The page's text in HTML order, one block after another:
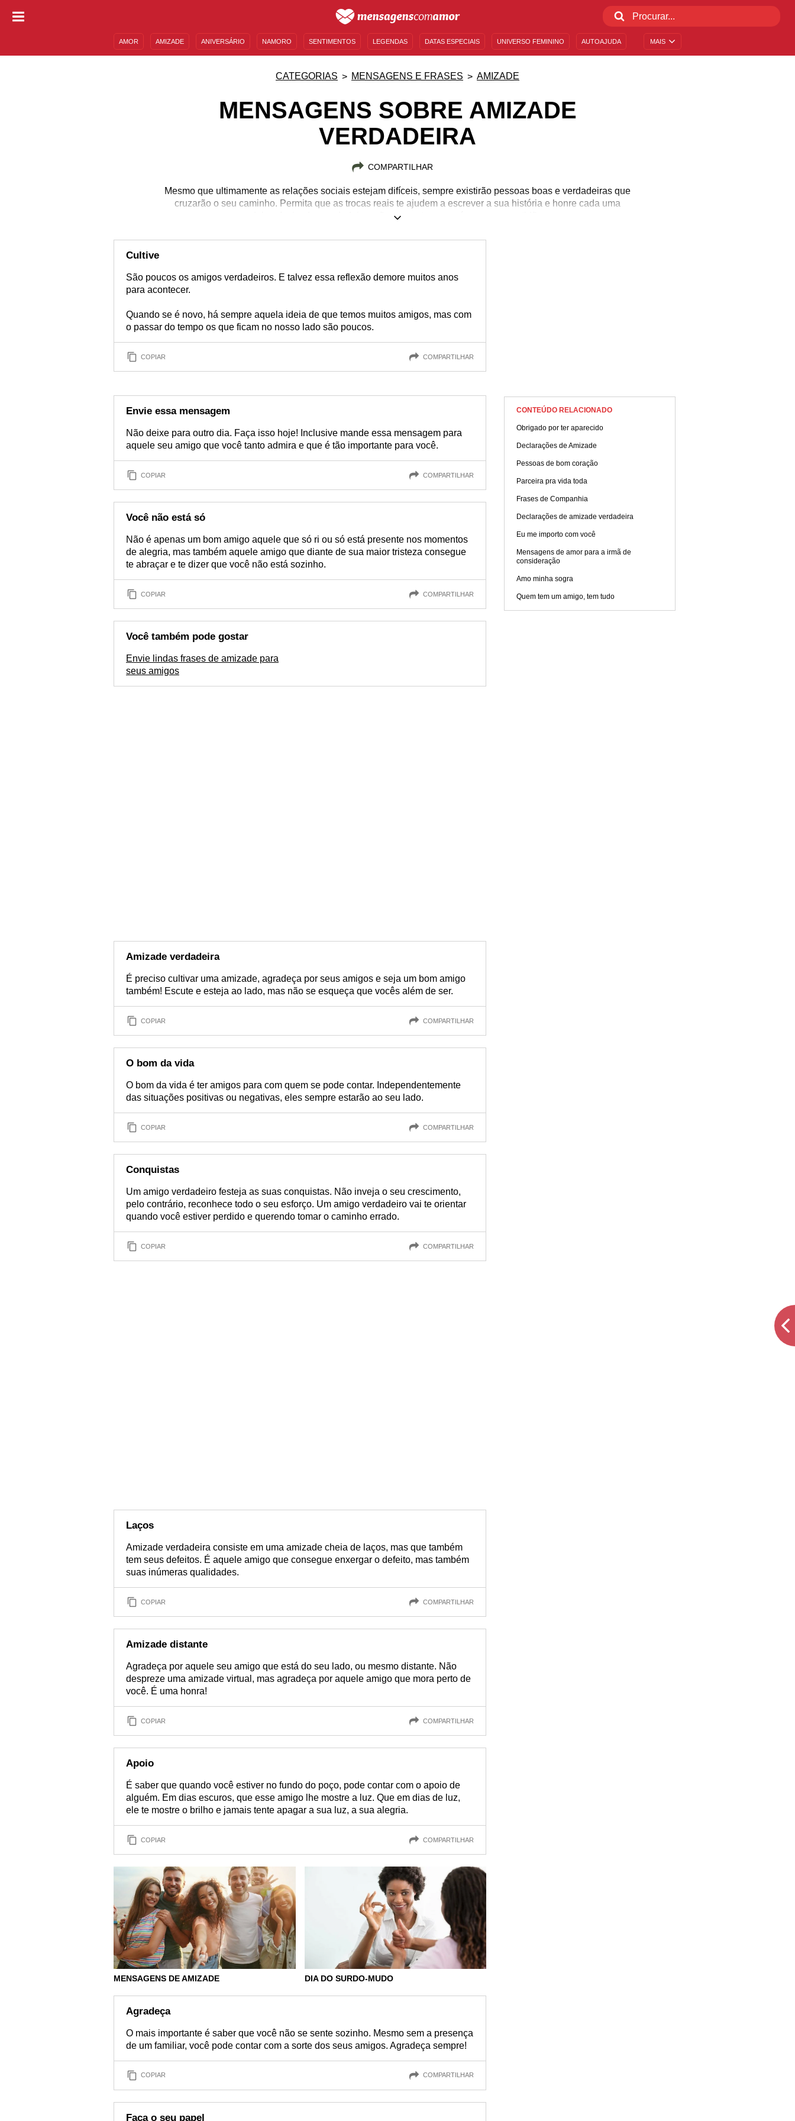
MAIS
AMOR AMIZADE ANIVERSÁRIO NAMORO SENTIMENTOS LEGENDAS DATAS ESPECIAIS UNIVERSO FEMININO AUTOAJUDA
CATEGORIAS MENSAGENS E FRASES AMIZADE
MENSAGENS SOBRE AMIZADE
VERDADEIRA
COMPARTILHAR
Mesmo que ultimamente as relações sociais estejam difíceis, sempre existirão pessoas boas e verdadeiras que
cruzarão o seu caminho. Permita que as trocas reais te ajudem a escrever a sua história e honre cada uma
delas. Amizades verdadeiras são presentes que só merecem gratidão.
Cultive
São poucos os amigos verdadeiros. E talvez essa reflexão demore muitos anos
para acontecer.
Quando se é novo, há sempre aquela ideia de que temos muitos amigos, mas com
o passar do tempo os que ficam no nosso lado são poucos.
COPIAR COMPARTILHAR
Envie essa mensagem
Não deixe para outro dia. Faça isso hoje! Inclusive mande essa mensagem para
aquele seu amigo que você tanto admira e que é tão importante para você.
COPIAR COMPARTILHAR
Você não está só
Não é apenas um bom amigo aquele que só ri ou só está presente nos momentos
de alegria, mas também aquele amigo que diante de sua maior tristeza consegue
te abraçar e te dizer que você não está sozinho.
COPIAR COMPARTILHAR
Você também pode gostar
Envie lindas frases de amizade para
seus amigos
Amizade verdadeira
É preciso cultivar uma amizade, agradeça por seus amigos e seja um bom amigo
também! Escute e esteja ao lado, mas não se esqueça que vocês além de ser.
COPIAR COMPARTILHAR
O bom da vida
O bom da vida é ter amigos para com quem se pode contar. Independentemente
das situações positivas ou negativas, eles sempre estarão ao seu lado.
COPIAR COMPARTILHAR
Conquistas
Um amigo verdadeiro festeja as suas conquistas. Não inveja o seu crescimento,
pelo contrário, reconhece todo o seu esforço. Um amigo verdadeiro vai te orientar
quando você estiver perdido e querendo tomar o caminho errado.
COPIAR COMPARTILHAR
Laços
Amizade verdadeira consiste em uma amizade cheia de laços, mas que também
tem seus defeitos. É aquele amigo que consegue enxergar o defeito, mas também
suas inúmeras qualidades.
COPIAR COMPARTILHAR
Amizade distante
Agradeça por aquele seu amigo que está do seu lado, ou mesmo distante. Não
despreze uma amizade virtual, mas agradeça por aquele amigo que mora perto de
você. É uma honra!
COPIAR COMPARTILHAR
Apoio
É saber que quando você estiver no fundo do poço, pode contar com o apoio de
alguém. Em dias escuros, que esse amigo lhe mostre a luz. Que em dias de luz,
ele te mostre o brilho e jamais tente apagar a sua luz, a sua alegria.
COPIAR COMPARTILHAR
MENSAGENS DE AMIZADE DIA DO SURDO-MUDO
Agradeça
O mais importante é saber que você não se sente sozinho. Mesmo sem a presença
de um familiar, você pode contar com a sorte dos seus amigos. Agradeça sempre!
COPIAR COMPARTILHAR
Faça o seu papel
CONTEÚDO RELACIONADO
Obrigado por ter aparecido
Declarações de Amizade
Pessoas de bom coração
Parceira pra vida toda
Frases de Companhia
Declarações de amizade verdadeira
Eu me importo com você
Mensagens de amor para a irmã de
consideração
Amo minha sogra
Quem tem um amigo, tem tudo